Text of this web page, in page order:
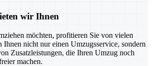
wir Ihnen
möchten, profitieren Sie von vielen
Ihnen nicht nur einen Umzugsservice, sondern
Zusatzleistungen, die Ihren Umzug noch
machen.